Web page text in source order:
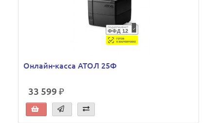
Онлайн-касса АТОЛ 25Ф
33 599 ₽